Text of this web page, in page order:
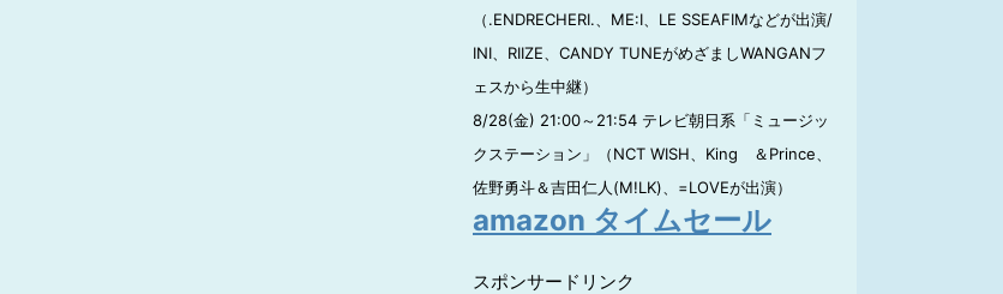
（.ENDRECHERI.、ME:I、LE SSEAFIMなどが出演/
INI、RIIZE、CANDY TUNEがめざましWANGANフ
ェスから生中継）
8/28(金) 21:00～21:54 テレビ朝日系「ミュージッ
クステーション」（NCT WISH、King ＆Prince、
佐野勇斗＆吉田仁人(M!LK)、=LOVEが出演）
amazon タイムセール
スポンサードリンク